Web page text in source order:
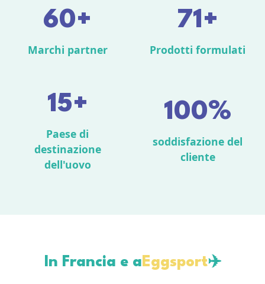
60+
Marchi partner
71+
Prodotti formulati
15+
Paese di
destinazione
dell'uovo
100%
soddisfazione del
cliente
In Francia e aEggsport✈️